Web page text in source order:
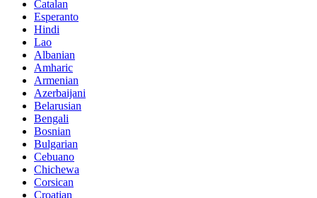
Catalan
Esperanto
Hindi
Lao
Albanian
Amharic
Armenian
Azerbaijani
Belarusian
Bengali
Bosnian
Bulgarian
Cebuano
Chichewa
Corsican
Croatian